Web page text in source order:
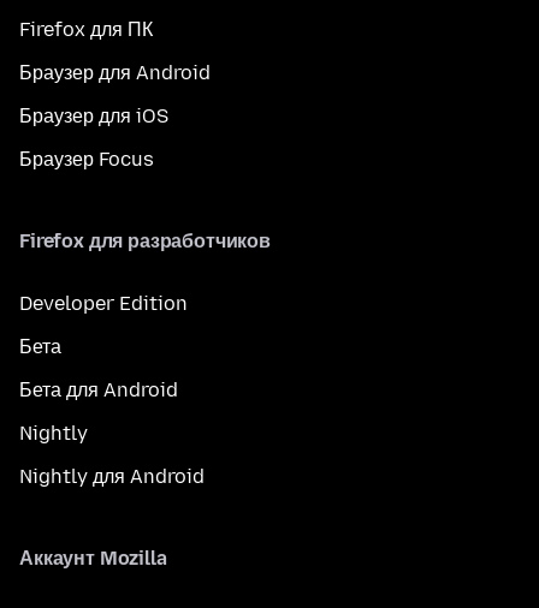
Firefox для ПК
Браузер для Android
Браузер для iOS
Браузер Focus
Firefox для разработчиков
Developer Edition
Бета
Бета для Android
Nightly
Nightly для Android
Аккаунт Mozilla